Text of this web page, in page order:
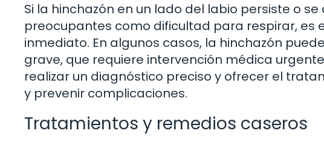
Si la hinchazón en un lado del labio persiste o
preocupantes como dificultad para respirar, es
inmediato. En algunos casos, la hinchazón
grave, que requiere intervención médica
realizar un diagnóstico preciso y ofrecer el
y prevenir complicaciones.
Tratamientos y remedios caseros